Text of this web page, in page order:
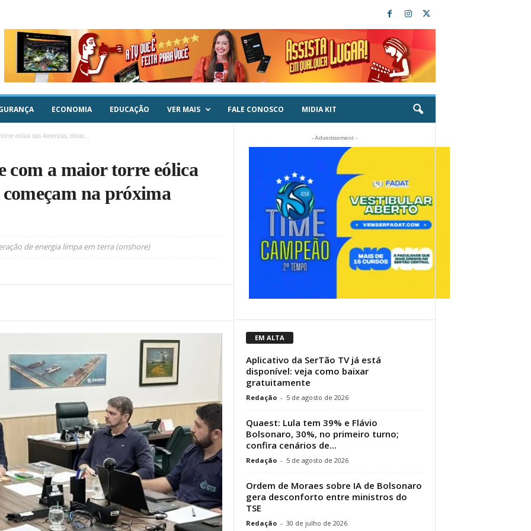
ECONOMIA EDUCAÇÃO VER MAIS FALE CONOSCO MIDIA KIT
eólica das Américas; obras...
com a maior torre eólica
na próxima
de energia limpa em terra (onshore)
- Advertisement -
EM ALTA
Aplicativo da SerTão TV já está
disponível: veja como baixar
gratuitamente
Redação - 5 de agosto de 2026
Quaest: Lula tem 39% e Flávio
Bolsonaro, 30%, no primeiro turno;
confira cenários de...
Redação - 5 de agosto de 2026
Ordem de Moraes sobre IA de Bolsonaro
gera desconforto entre ministros do
TSE
Redação - 30 de julho de 2026